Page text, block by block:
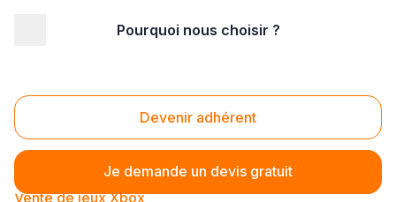
Pourquoi nous choisir ?
Devenir adhérent
Je demande un devis gratuit
Vente de jeux Xbox
Vente de jeux Xbox